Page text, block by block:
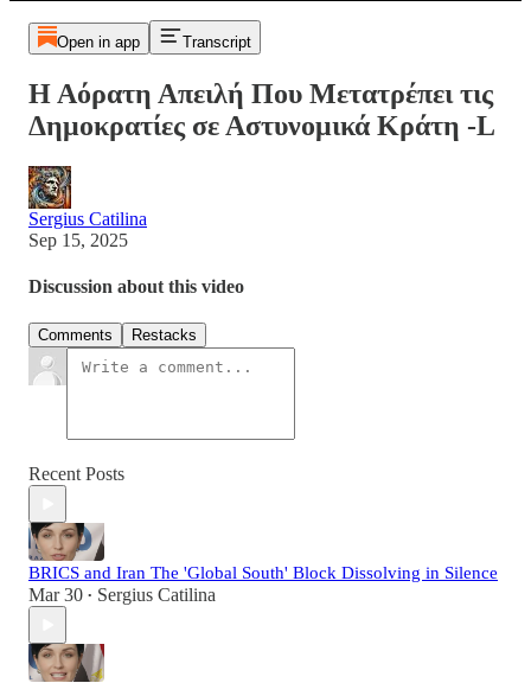
Open in app Transcript
Η Αόρατη Απειλή Που Μετατρέπει τις
Δημοκρατίες σε Αστυνομικά Κράτη -L
Sergius Catilina
Sep 15, 2025
Discussion about this video
Comments Restacks
Recent Posts
BRICS and Iran The 'Global South' Block Dissolving in Silence
Mar 30 • Sergius Catilina